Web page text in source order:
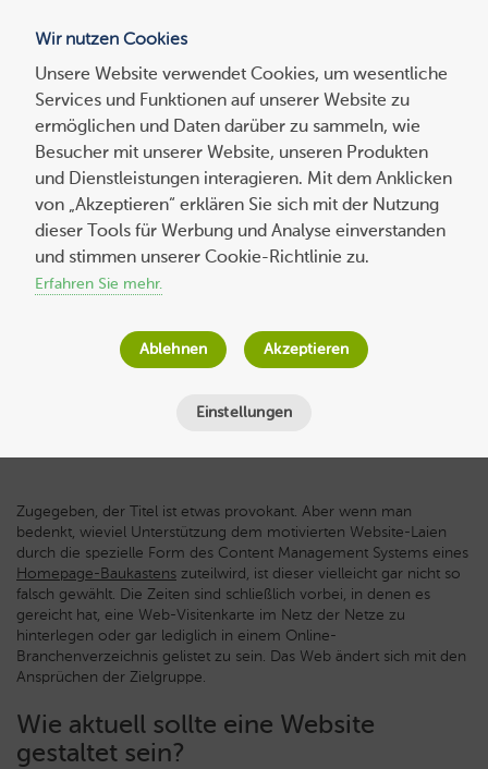
Suchen
nach:
Homepage-Baukasten: Winterreifen
wechseln kann jeder – Webseiten
Thomas von Mengden am
27. November 2014
Zugegeben, der Titel ist etwas provokant. Aber wenn man
bedenkt, wieviel Unterstützung dem motivierten Website-Laien
durch die spezielle Form des Content Management Systems eines
Homepage-Baukastens zuteilwird, ist dieser vielleicht gar nicht so
falsch gewählt. Die Zeiten sind schließlich vorbei, in denen es
gereicht hat, eine Web-Visitenkarte im Netz der Netze zu
hinterlegen oder gar lediglich in einem Online-
Branchenverzeichnis gelistet zu sein. Das Web ändert sich mit den
Ansprüchen der Zielgruppe.
Wie aktuell sollte eine Website
gestaltet sein?
Wir nutzen Cookies
Unsere Website verwendet Cookies, um wesentliche
Services und Funktionen auf unserer Website zu
ermöglichen und Daten darüber zu sammeln, wie
Besucher mit unserer Website, unseren Produkten
und Dienstleistungen interagieren. Mit dem Anklicken
von „Akzeptieren“ erklären Sie sich mit der Nutzung
dieser Tools für Werbung und Analyse einverstanden
und stimmen unserer Cookie-Richtlinie zu.
Erfahren Sie mehr.
Einstellungen
Ablehnen Akzeptieren